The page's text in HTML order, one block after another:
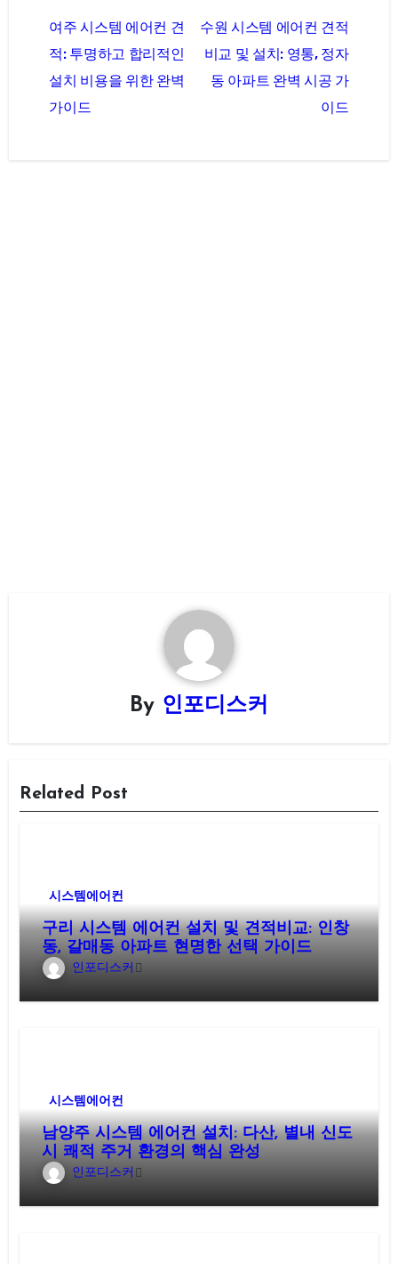
탐
색
여주 시스템 에어컨 견
적: 투명하고 합리적인
설치 비용을 위한 완벽
가이드
수원 시스템 에어컨 견적
비교 및 설치: 영통, 정자
동 아파트 완벽 시공 가
이드
By 인포디스커
Related Post
시스템에어컨
구리 시스템 에어컨 설치 및 견적비교: 인창
동, 갈매동 아파트 현명한 선택 가이드
인포디스커
시스템에어컨
남양주 시스템 에어컨 설치: 다산, 별내 신도
시 쾌적 주거 환경의 핵심 완성
인포디스커